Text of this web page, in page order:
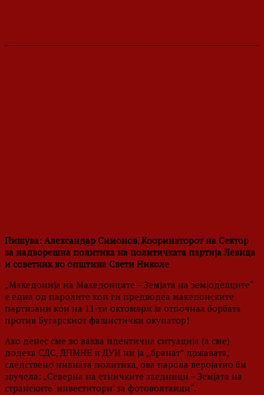
Пишува: Александар Симонов, Кооринаторот на Сектор
за надворешна политика на политичката партија Левица
и советник во општина Свети Николе
„Македонија на Македонците – Земјата на земјоделците“
е една од паролите кои ги предводеа македонските
партизани кои на 11-ти октомври ја отпочнаа борбата
против Бугарскиот фашистички окупатор!
Ако денес сме во ваква идентична ситуација (а сме)
додека СДС, ДПМНЕ и ДУИ ни ја ,,бранат” државата,
следствено нивната политика, ова парола веројатно би
звучела: „Северна на етничките заедници – Земјата на
странските ‘инвеститори’ за фотоволтаици“.